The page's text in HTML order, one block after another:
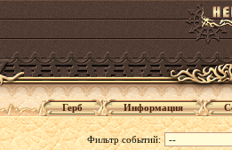
Герб Информация
Фильтр событий: